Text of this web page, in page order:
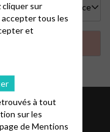
cliquer sur
accepter tous les
et
à tout
sur les
deMentions